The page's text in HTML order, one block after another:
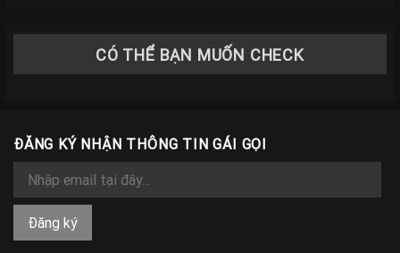
Gọi
Huế
Gái
Gọi
Huế
Kiểm
CÓ THỂ BẠN MUỐN CHECK
ĐĂNG KÝ NHẬN THÔNG TIN GÁI GỌI